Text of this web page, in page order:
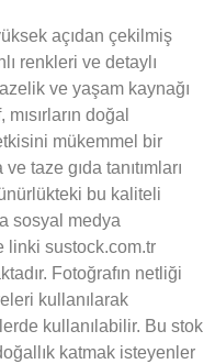
açıdan çekilmiş
renkleri ve detaylı
ve yaşam kaynağı
doğal
mükemmel bir
taze gıda tanıtımları
bu kaliteli
sosyal medya
linki sustock.com.tr
Fotoğrafın netliği
kullanılarak
kullanılabilir. Bu stok
katmak isteyenler